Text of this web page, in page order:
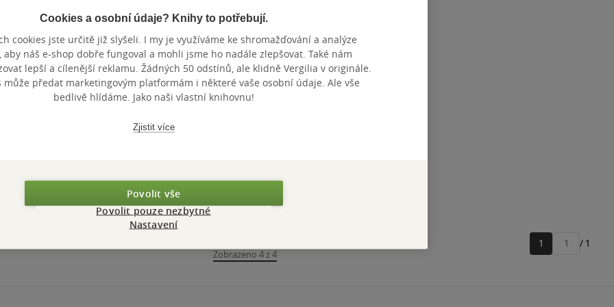
Zobrazeno 4 z 4
1
Přejít
/ 1
Cookies a osobní údaje? Knihy to potřebují.
cookies jste určitě již slyšeli. I my je využíváme ke shromažďování a analýze
aby náš e-shop dobře fungoval a mohli jsme ho nadále zlepšovat. Také nám
lepší a cílenější reklamu. Žádných 50 odstínů, ale klidně Vergilia v originále.
může předat marketingovým platformám i některé vaše osobní údaje. Ale vše
bedlivě hlídáme. Jako naši vlastní knihovnu!
Zjistit více
Povolit vše
Povolit pouze nezbytné
Nastavení